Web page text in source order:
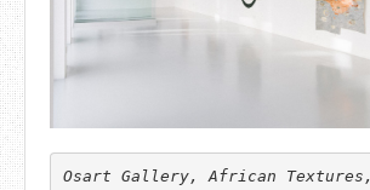
Osart Gallery, African